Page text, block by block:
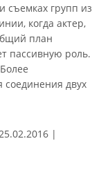
съемках групп из
когда актер,
план
пассивную роль.
двух
|